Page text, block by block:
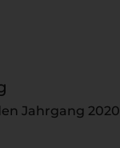
widerspiegelt.
Jahrgang 2020